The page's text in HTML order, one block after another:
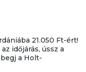
21.050 Ft-ért!
időjárás, ússz a
a Holt-